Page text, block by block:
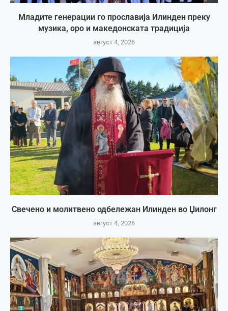
Младите генерации го прославија Илинден преку
музика, оро и македонската традиција
август 4, 2026
Свечено и молитвено одбележан Илинден во Џилонг
август 4, 2026